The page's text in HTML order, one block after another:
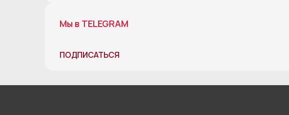
Мы в TELEGRAM
ПОДПИСАТЬСЯ